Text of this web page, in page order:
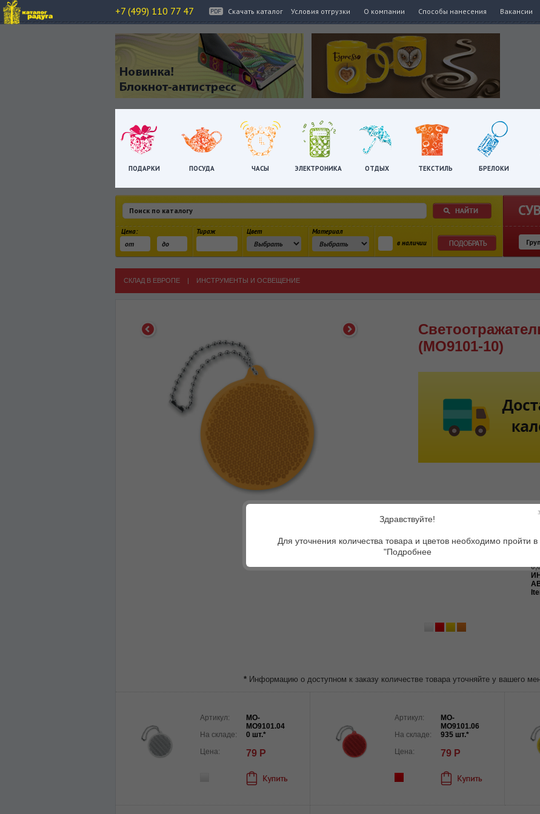
+7 (499) 110 77 47 Скачать каталог Условия отгрузки О компании Способы нанесения Вакансии
ПОДАРКИ ПОСУДА ЧАСЫ ЭЛЕКТРОНИКА ОТДЫХ ТЕКСТИЛЬ БРЕЛОКИ
Цена: Тираж Цвет
Материал
в наличии
СКЛАД В ЕВРОПЕ | ИНСТРУМЕНТЫ И ОСВЕЩЕНИЕ
(MO9101-10)
Описание товара:
в
* Информацию о доступном к заказу количестве товара уточняйте у вашего
Артикул:
MO-
MO9101.04
На складе:
0 шт.*
Цена:
79 Р
Артикул:
MO-
MO9101.06
На складе:
935 шт.*
Цена:
79 Р
Здравствуйте!
Для уточнения количества товара и цветов необходимо пройти в
"Подробнее